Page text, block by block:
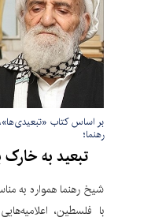
بر اساس کتاب
رهنما؛
تبعید به خارک
شیخ رهنما همواره به
با فلسطین،